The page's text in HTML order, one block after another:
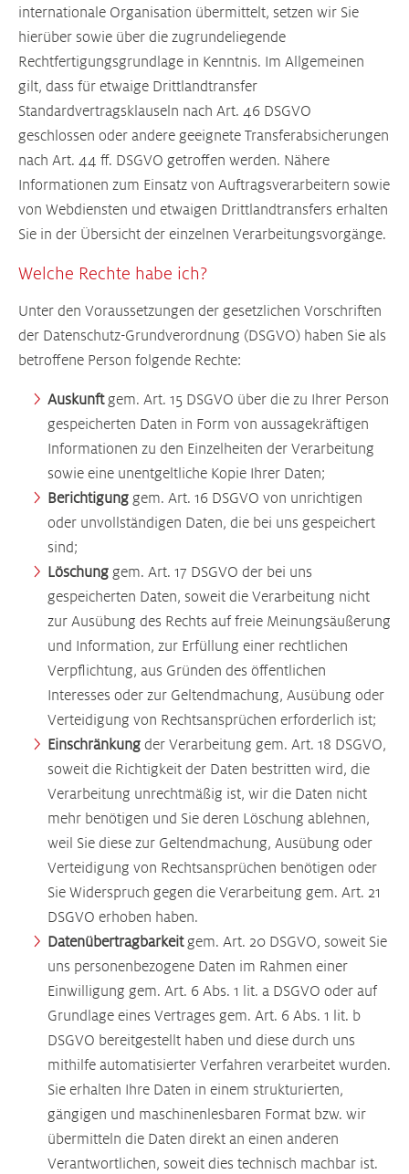
internationale Organisation übermittelt, setzen wir Sie
hierüber sowie über die zugrundeliegende
Rechtfertigungsgrundlage in Kenntnis. Im Allgemeinen
gilt, dass für etwaige Drittlandtransfer
Standardvertragsklauseln nach Art. 46 DSGVO
geschlossen oder andere geeignete Transferabsicherungen
nach Art. 44 ff. DSGVO getroffen werden. Nähere
Informationen zum Einsatz von Auftragsverarbeitern sowie
von Webdiensten und etwaigen Drittlandtransfers erhalten
Sie in der Übersicht der einzelnen Verarbeitungsvorgänge.
Welche Rechte habe ich?
Unter den Voraussetzungen der gesetzlichen Vorschriften
der Datenschutz-Grundverordnung (DSGVO) haben Sie als
betroffene Person folgende Rechte:
Auskunftgem. Art. 15 DSGVO über die zu Ihrer Person
gespeicherten Daten in Form von aussagekräftigen
Informationen zu den Einzelheiten der Verarbeitung
sowie eine unentgeltliche Kopie Ihrer Daten;
Berichtigung gem. Art. 16 DSGVO von unrichtigen
oder unvollständigen Daten, die bei uns gespeichert
sind;
Löschung gem. Art. 17 DSGVO der bei uns
gespeicherten Daten, soweit die Verarbeitung nicht
zur Ausübung des Rechts auf freie Meinungsäußerung
und Information, zur Erfüllung einer rechtlichen
Verpflichtung, aus Gründen des öffentlichen
Interesses oder zur Geltendmachung, Ausübung oder
Verteidigung von Rechtsansprüchen erforderlich ist;
Einschränkung der Verarbeitung gem. Art. 18 DSGVO,
soweit die Richtigkeit der Daten bestritten wird, die
Verarbeitung unrechtmäßig ist, wir die Daten nicht
mehr benötigen und Sie deren Löschung ablehnen,
weil Sie diese zur Geltendmachung, Ausübung oder
Verteidigung von Rechtsansprüchen benötigen oder
Sie Widerspruch gegen die Verarbeitung gem. Art. 21
DSGVO erhoben haben.
Datenübertragbarkeitgem. Art. 20 DSGVO, soweit Sie
uns personenbezogene Daten im Rahmen einer
Einwilligung gem. Art. 6 Abs. 1 lit. a DSGVO oder auf
Grundlage eines Vertrages gem. Art. 6 Abs. 1 lit. b
DSGVO bereitgestellt haben und diese durch uns
mithilfe automatisierter Verfahren verarbeitet wurden.
Sie erhalten Ihre Daten in einem strukturierten,
gängigen und maschinenlesbaren Format bzw. wir
übermitteln die Daten direkt an einen anderen
Verantwortlichen, soweit dies technisch machbar ist.